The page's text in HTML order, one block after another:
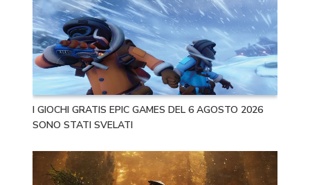
I GIOCHI GRATIS EPIC GAMES DEL 6 AGOSTO 2026
SONO STATI SVELATI